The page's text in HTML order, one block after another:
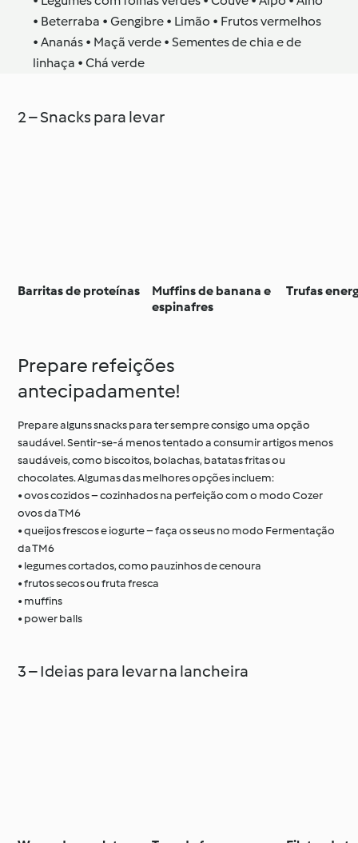
• Beterraba • Gengibre • Limão • Frutos vermelhos
• Ananás • Maçã verde • Sementes de chia e de
linhaça • Chá verde
2 – Snacks para levar
Barritas de proteínas
Muffins de banana e
espinafres
Trufas
Prepare refeições
antecipadamente!
Prepare alguns snacks para ter sempre consigo uma opção
saudável. Sentir‑se‑á menos tentado a consumir artigos menos
saudáveis, como biscoitos, bolachas, batatas fritas ou
chocolates. Algumas das melhores opções incluem:
• ovos cozidos – cozinhados na perfeição com o modo Cozer
ovos da TM6
• queijos frescos e iogurte – faça os seus no modo Fermentação
da TM6
• legumes cortados, como pauzinhos de cenoura
• frutos secos ou fruta fresca
• muffins
• power balls
3 – Ideias para levar na lancheira